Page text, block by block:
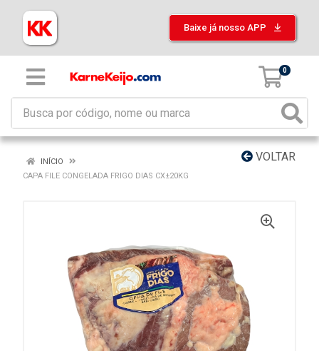
Baixe já nosso APP
0
VOLTAR
INÍCIO
CAPA FILE CONGELADA FRIGO DIAS CX±20KG